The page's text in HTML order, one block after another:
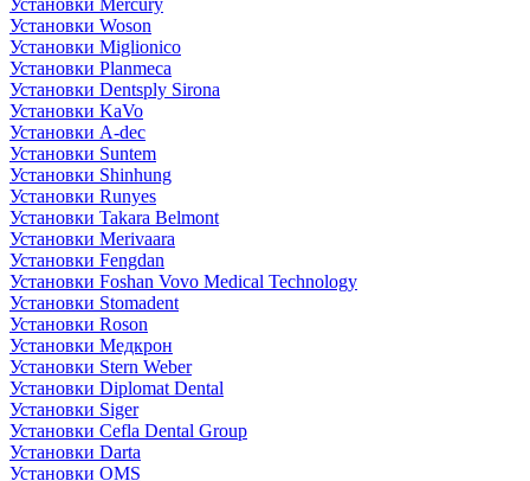
Установки Mercury
Установки Woson
Установки Miglionico
Установки Planmeca
Установки Dentsply Sirona
Установки KaVo
Установки A-dec
Установки Suntem
Установки Shinhung
Установки Runyes
Установки Takara Belmont
Установки Merivaara
Установки Fengdan
Установки Foshan Vovo Medical Technology
Установки Stomadent
Установки Roson
Установки Медкрон
Установки Stern Weber
Установки Diplomat Dental
Установки Siger
Установки Cefla Dental Group
Установки Darta
Установки OMS